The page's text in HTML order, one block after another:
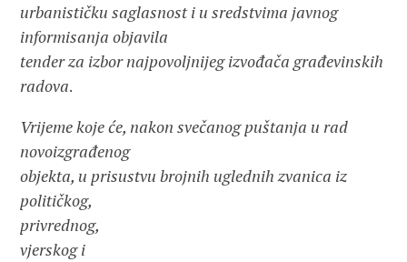
urbanističku saglasnost i u sredstvima javnog
informisanja objavila
tender za izbor najpovoljnijeg izvođača građevinskih
radova.
Vrijeme koje će, nakon svečanog puštanja u rad
novoizgrađenog
objekta, u prisustvu brojnih uglednih zvanica iz
političkog,
privrednog,
vjerskog i